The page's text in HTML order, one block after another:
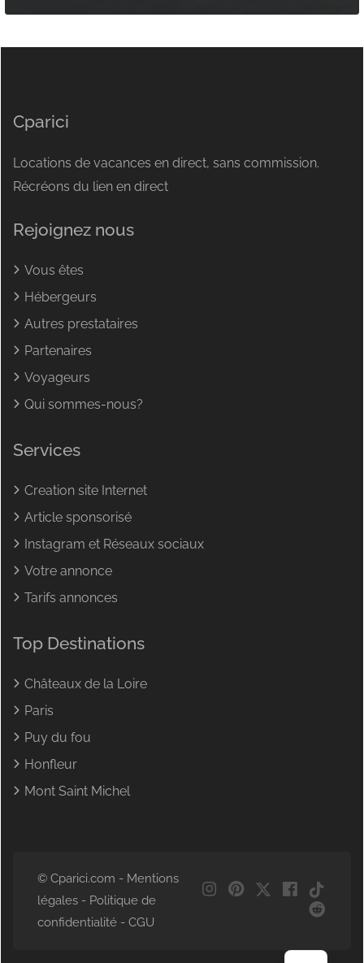
Cparici
Locations de vacances en direct, sans commission.
Récréons du lien en direct
Rejoignez nous
Vous êtes
Hébergeurs
Autres prestataires
Partenaires
Voyageurs
Qui sommes-nous?
Services
Creation site Internet
Article sponsorisé
Instagram et Réseaux sociaux
Votre annonce
Tarifs annonces
Top Destinations
Châteaux de la Loire
Paris
Puy du fou
Honfleur
Mont Saint Michel
© Cparici.com - Mentions
légales - Politique de
confidentialité - CGU DE
NL